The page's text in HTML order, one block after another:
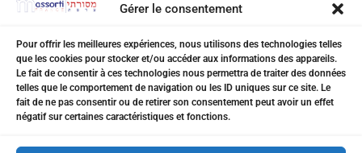
Gérer le consentement
Pour offrir les meilleures expériences, nous utilisons des technologies telles
que les cookies pour stocker et/ou accéder aux informations des appareils.
Le fait de consentir à ces technologies nous permettra de traiter des données
telles que le comportement de navigation ou les ID uniques sur ce site. Le
fait de ne pas consentir ou de retirer son consentement peut avoir un effet
négatif sur certaines caractéristiques et fonctions.
07 75 76 20 97
eitanchikli@gmail.com
17 av Shakespeare 06000 Nice